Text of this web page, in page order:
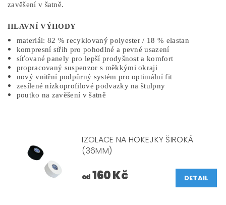
zavěšení v šatně.
HLAVNÍ VÝHODY
materiál: 82 % recyklovaný polyester / 18 % elastan
kompresní střih pro pohodlné a pevné usazení
síťované panely pro lepší prodyšnost a komfort
propracovaný suspenzor s měkkými okraji
nový vnitřní podpůrný systém pro optimální fit
zesílené nízkoprofilové podvazky na štulpny
poutko na zavěšení v šatně
IZOLACE NA HOKEJKY ŠIROKÁ
(36MM)
od 160 Kč DETAIL